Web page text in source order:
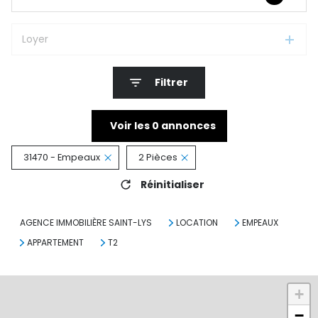
Loyer
Filtrer
Voir les 0 annonces
31470 - Empeaux 2 Pièces
Réinitialiser
AGENCE IMMOBILIÈRE SAINT-LYS LOCATION
EMPEAUX
APPARTEMENT
T2
+